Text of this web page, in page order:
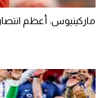
ماركينيوس: أعظم